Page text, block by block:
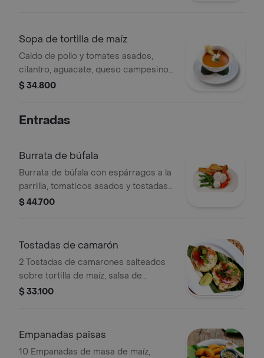
Sopa de tortilla de maíz
Caldo de pollo y tomates asados,
cilantro, aguacate, queso campesino
y aceite de chile guajillo. "
$ 34.800
Entradas
Burrata de búfala
Burrata de búfala con espárragos a la
parrilla, tomaticos asados y tostadas
crujientes.
$ 44.700
Tostadas de camarón
2 Tostadas de camarones salteados
sobre tortilla de maíz, salsa de
aguacate y suero costeño
$ 33.100
Empanadas paisas
10 Empanadas de masa de maíz,